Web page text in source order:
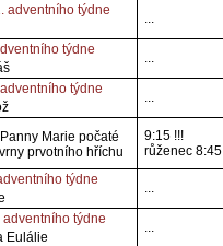
adventního týdne
...
týdne
...
týdne
...
Marie počaté
prvotního hříchu
9:15 !!!
růženec 8:45
týdne
...
adventního týdne
Eulálie
...